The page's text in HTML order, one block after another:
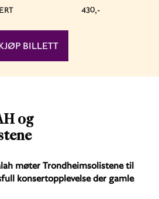
og
møter Trondheimsolistene til
konsertopplevelse der gamle
430,-
BILLETT